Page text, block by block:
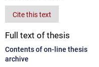
Cite this text
Full text of thesis
Contents of on-line thesis
archive